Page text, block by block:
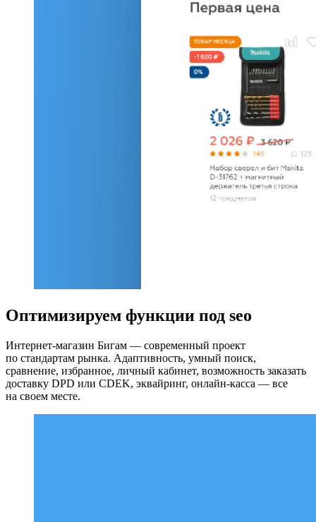
Оптимизируем функции под seo
Интернет-магазин Бигам — современный проект
по стандартам рынка. Адаптивность, умный поиск,
сравнение, избранное, личный кабинет, возможность заказать
доставку DPD или CDEK, эквайринг, онлайн-касса — все
на своем месте.